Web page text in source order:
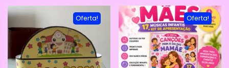
Oferta! Oferta!